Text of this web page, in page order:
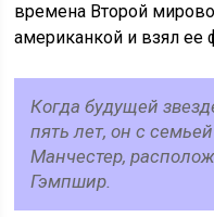
времена Второй
американкой и взял
Когда будущей
пять лет, он с
Манчестер,
Гэмпшир.